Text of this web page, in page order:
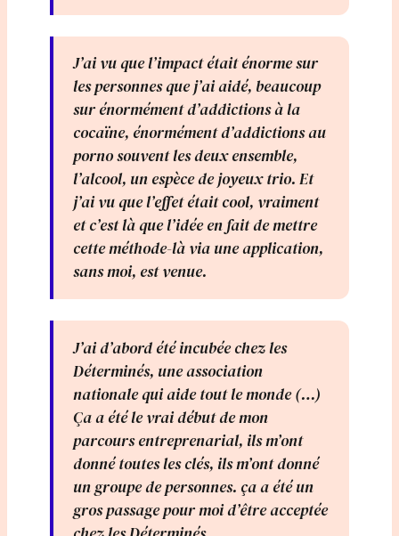
J’ai vu que l’impact était énorme sur
les personnes que j’ai aidé, beaucoup
sur énormément d’addictions à la
cocaïne, énormément d’addictions au
porno souvent les deux ensemble,
l’alcool, un espèce de joyeux trio. Et
j’ai vu que l’effet était cool, vraiment
et c’est là que l’idée en fait de mettre
cette méthode-là via une application,
sans moi, est venue.
J’ai d’abord été incubée chez les
Déterminés, une association
nationale qui aide tout le monde (…)
Ça a été le vrai début de mon
parcours entreprenarial, ils m’ont
donné toutes les clés, ils m’ont donné
un groupe de personnes. ça a été un
gros passage pour moi d’être acceptée